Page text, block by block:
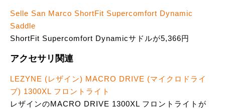
Selle San Marco ShortFit Supercomfort Dynamic
Saddle
ShortFit Supercomfort Dynamicサドルが5,366円
アクセサリ関連
LEZYNE (レザイン) MACRO DRIVE (マイクロドライ
ブ) 1300XL フロントライト
レザインのMACRO DRIVE 1300XL フロントライトが